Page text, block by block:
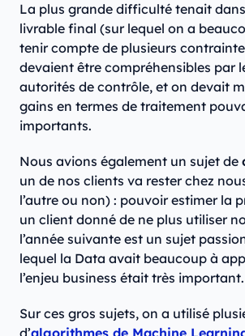
La plus grande difficulté tenait
livrable final (sur lequel on a
tenir compte de plusieurs
devaient être compréhensibles par
autorités de contrôle, et on devait
gains en termes de traitement
importants.
Nous avions également un sujet de
un de nos clients va rester chez
l’autre ou non) : pouvoir estimer la
un client donné de ne plus utiliser
l’année suivante est un sujet
lequel la Data avait beaucoup à
l’enjeu business était très important.
Sur ces gros sujets, on a utilisé